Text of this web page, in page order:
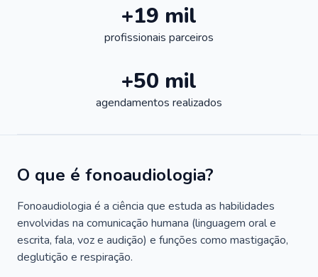
+19 mil
profissionais parceiros
+50 mil
agendamentos realizados
O que é fonoaudiologia?
Fonoaudiologia é a ciência que estuda as habilidades
envolvidas na comunicação humana (linguagem oral e
escrita, fala, voz e audição) e funções como mastigação,
deglutição e respiração.